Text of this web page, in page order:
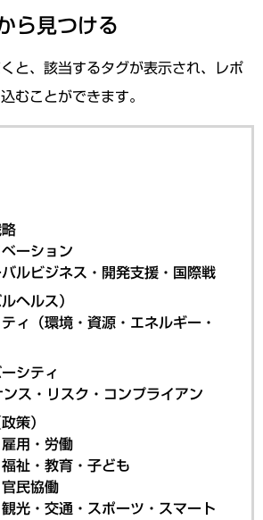
ら見つける
と、該当するタグが表示され、レポ
むことができます。
ーション
ルビジネス・開発支援・国際戦
ヘルス）
ィ（環境・資源・エネルギー・
シティ
ス・リスク・コンプライアン
策）
用・労働
祉・教育・子ども
民協働
光・交通・スポーツ・スマート